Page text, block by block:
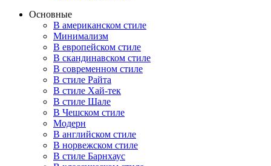
Основные
В американском стиле
Минимализм
В европейском стиле
В скандинавском стиле
В современном стиле
В стиле Райта
В стиле Хай-тек
В стиле Шале
В Чешском стиле
Модерн
В английском стиле
В норвежском стиле
В стиле Барнхаус